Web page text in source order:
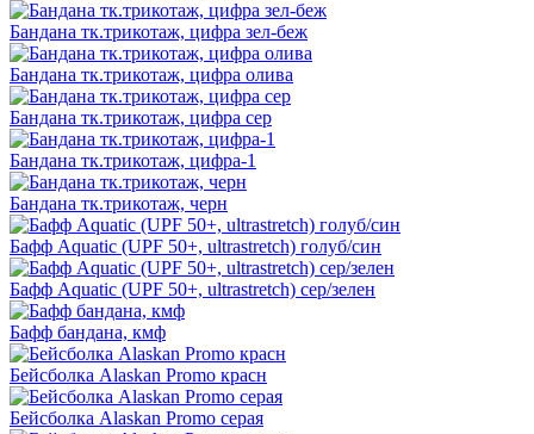
Бандана тк.трикотаж, цифра зел-беж
Бандана тк.трикотаж, цифра олива
Бандана тк.трикотаж, цифра сер
Бандана тк.трикотаж, цифра-1
Бандана тк.трикотаж, черн
Бафф Aquatic (UPF 50+, ultrastretch) голуб/син
Бафф Aquatic (UPF 50+, ultrastretch) сер/зелен
Бафф бандана, кмф
Бейсболка Alaskan Promo красн
Бейсболка Alaskan Promo серая